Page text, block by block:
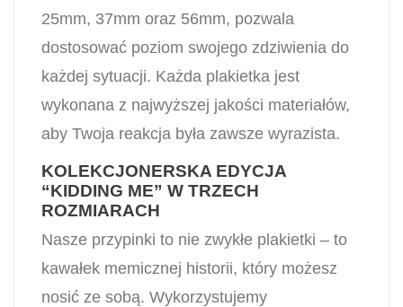
25mm, 37mm oraz 56mm, pozwala
dostosować poziom swojego zdziwienia do
każdej sytuacji. Każda plakietka jest
wykonana z najwyższej jakości materiałów,
aby Twoja reakcja była zawsze wyrazista.
KOLEKCJONERSKA EDYCJA
“KIDDING ME” W TRZECH
ROZMIARACH
Nasze przypinki to nie zwykłe plakietki – to
kawałek memicznej historii, który możesz
nosić ze sobą. Wykorzystujemy